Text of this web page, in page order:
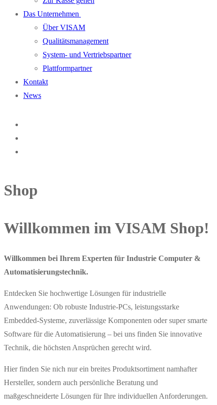
Das Unternehmen
Über VISAM
Qualitätsmanagement
System- und Vertriebspartner
Plattformpartner
Kontakt
News
Shop
Willkommen im VISAM Shop!
Willkommen bei Ihrem Experten für Industrie Computer &
Automatisierungstechnik.
Entdecken Sie hochwertige Lösungen für industrielle
Anwendungen: Ob robuste Industrie-PCs, leistungsstarke
Embedded-Systeme, zuverlässige Komponenten oder super smarte
Software für die Automatisierung – bei uns finden Sie innovative
Technik, die höchsten Ansprüchen gerecht wird.
Hier finden Sie nich nur ein breites Produktsortiment namhafter
Hersteller, sondern auch persönliche Beratung und
maßgeschneiderte Lösungen für Ihre individuellen Anforderungen.